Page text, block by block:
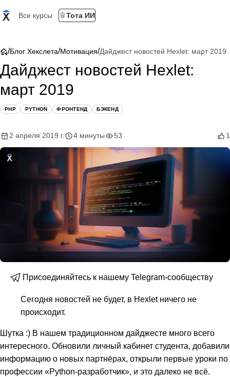
Все курсы Тота ИИ
/Блог Хекслета/Мотивация/Дайджест новостей Hexlet: март 2019
Дайджест новостей Hexlet:
март 2019
PHP PYTHON ФРОНТЕНД БЭКЕНД
2 апреля 2019 г. 4 минуты 53 1
Присоединяйтесь к нашему Telegram-сообществу
Сегодня новостей не будет, в Hexlet ничего не
происходит.
Шутка :) В нашем традиционном дайджесте много всего
интересного. Обновили личный кабинет студента, добавили
информацию о новых партнёрах, открыли первые уроки по
профессии «Python-разработчик», и это далеко не всё.